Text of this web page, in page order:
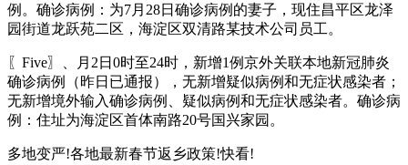
例。确诊病例：为7月28日确诊病例的妻子，现住昌平区龙泽
园街道龙跃苑二区，海淀区双清路某技术公司员工。
〖Five〗、月2日0时至24时，新增1例京外关联本地新冠肺炎
确诊病例（昨日已通报），无新增疑似病例和无症状感染者；
无新增境外输入确诊病例、疑似病例和无症状感染者。确诊病
例：住址为海淀区首体南路20号国兴家园。
多地变严!各地最新春节返乡政策!快看!